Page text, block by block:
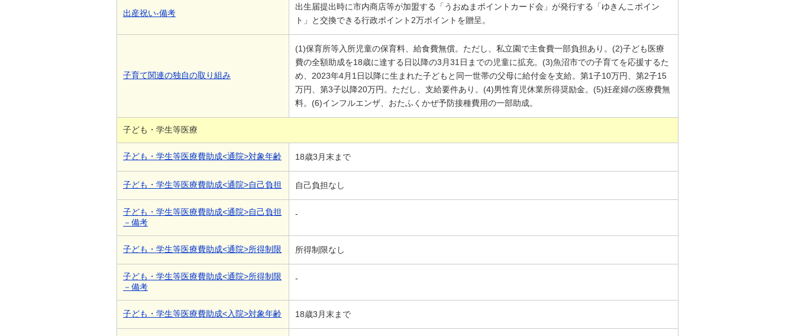
出産祝い-備考
出生届提出時に市内商店等が加盟する「うおぬまポイントカード会」が発行する「ゆきんこポイン
ト」と交換できる行政ポイント2万ポイントを贈呈。
子育て関連の独自の取り組み
(1)保育所等入所児童の保育料、給食費無償。ただし、私立園で主食費一部負担あり。(2)子ども医療
費の全額助成を18歳に達する日以降の3月31日までの児童に拡充。(3)魚沼市での子育てを応援するた
め、2023年4月1日以降に生まれた子どもと同一世帯の父母に給付金を支給。第1子10万円、第2子15
万円、第3子以降20万円。ただし、支給要件あり。(4)男性育児休業所得奨励金。(5)妊産婦の医療費無
料。(6)インフルエンザ、おたふくかぜ予防接種費用の一部助成。
子ども・学生等医療
子ども・学生等医療費助成<通院>対象年齢 18歳3月末まで
子ども・学生等医療費助成<通院>自己負担 自己負担なし
子ども・学生等医療費助成<通院>自己負担
－備考
-
子ども・学生等医療費助成<通院>所得制限 所得制限なし
子ども・学生等医療費助成<通院>所得制限
－備考
-
子ども・学生等医療費助成<入院>対象年齢 18歳3月末まで